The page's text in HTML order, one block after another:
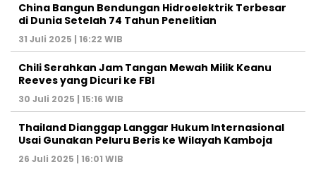
China Bangun Bendungan Hidroelektrik Terbesar
di Dunia Setelah 74 Tahun Penelitian
31 Juli 2025 | 16:22 WIB
Chili Serahkan Jam Tangan Mewah Milik Keanu
Reeves yang Dicuri ke FBI
30 Juli 2025 | 15:16 WIB
Thailand Dianggap Langgar Hukum Internasional
Usai Gunakan Peluru Beris ke Wilayah Kamboja
26 Juli 2025 | 16:01 WIB